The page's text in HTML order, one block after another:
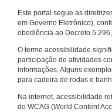
Este portal segue as
em Governo Eletrônico),
obediência ao Decreto
O termo acessibilidade
participação de atividades
informações. Alguns
para cadeira de rodas e
Na internet, acessibilidade
do WCAG (World Content